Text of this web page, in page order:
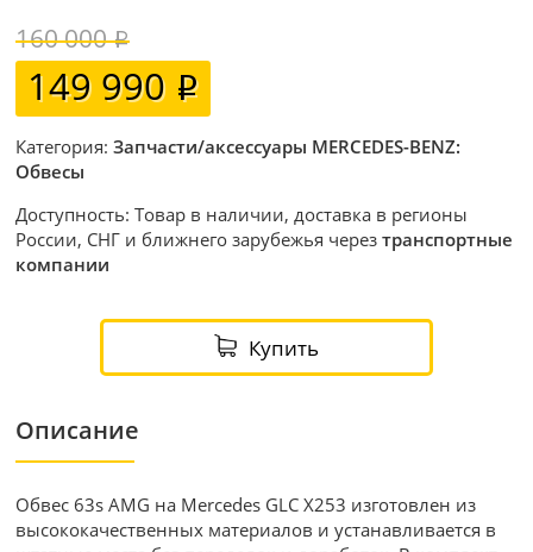
160 000
149 990
Категория:Запчасти/аксессуары MERCEDES-BENZ:
Обвесы
Доступность: Товар в наличии, доставка в регионы
России, СНГ и ближнего зарубежья черезтранспортные
компании
Купить
Описание
Обвес 63s AMG на Mercedes GLC X253 изготовлен из
высококачественных материалов и устанавливается в